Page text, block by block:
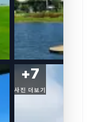
+7
사진 더보기